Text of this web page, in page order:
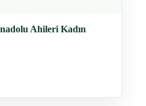
Ahileri Kadın